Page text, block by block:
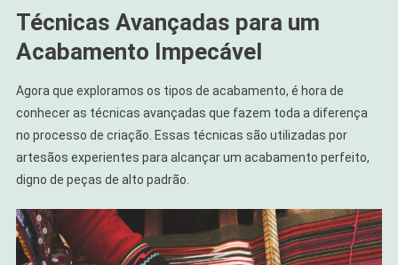
Técnicas Avançadas para um
Acabamento Impecável
Agora que exploramos os tipos de acabamento, é hora de
conhecer as técnicas avançadas que fazem toda a diferença
no processo de criação. Essas técnicas são utilizadas por
artesãos experientes para alcançar um acabamento perfeito,
digno de peças de alto padrão.